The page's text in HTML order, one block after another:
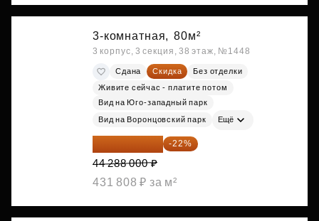
3-комнатная, 80м²
3 корпус, 3 секция, 38 этаж, №1448
Сдана Скидка
Без отделки
Живите сейчас - платите потом
Вид на Юго-западный парк
Вид на Воронцовский парк Ещё
34 544 640 ₽ -22%
44 288 000 ₽
431 808 ₽ за м²